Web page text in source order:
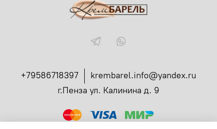
+79586718397
krembarel.info@yandex.ru
г.Пенза ул. Калинина д. 9